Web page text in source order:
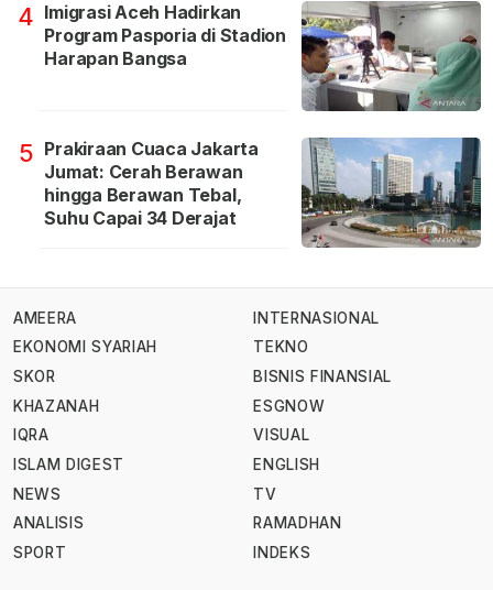
4 Imigrasi Aceh Hadirkan
Program Pasporia di Stadion
Harapan Bangsa
5 Prakiraan Cuaca Jakarta
Jumat: Cerah Berawan
hingga Berawan Tebal,
Suhu Capai 34 Derajat
AMEERA
EKONOMI SYARIAH
SKOR
KHAZANAH
IQRA
ISLAM DIGEST
NEWS
ANALISIS
SPORT
INTERNASIONAL
TEKNO
BISNIS FINANSIAL
ESGNOW
VISUAL
ENGLISH
TV
RAMADHAN
INDEKS